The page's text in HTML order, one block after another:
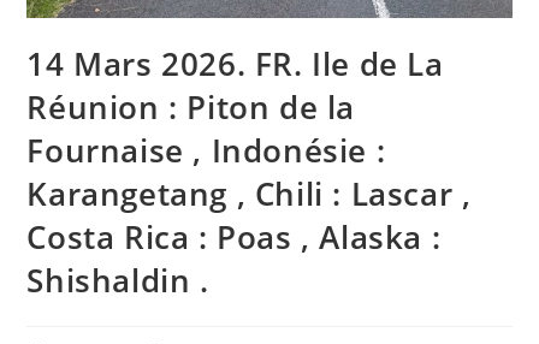
14 Mars 2026. FR. Ile de La
Réunion : Piton de la
Fournaise , Indonésie :
Karangetang , Chili : Lascar ,
Costa Rica : Poas , Alaska :
Shishaldin .